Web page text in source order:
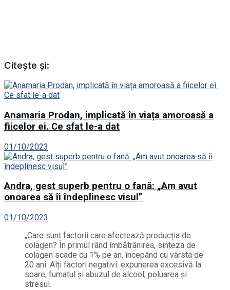
Citește și:
Anamaria Prodan, implicată în viața amoroasă a
fiicelor ei. Ce sfat le-a dat
01/10/2023
Andra, gest superb pentru o fană: „Am avut
onoarea să îi îndeplinesc visul”
01/10/2023
„Care sunt factorii care afectează producția de
colagen? În primul rând îmbătrânirea, sinteza de
colagen scade cu 1% pe an, începând cu vârsta de
20 ani. Alți factori negativi: expunerea excesivă la
soare, fumatul și abuzul de alcool, poluarea și
stresul.